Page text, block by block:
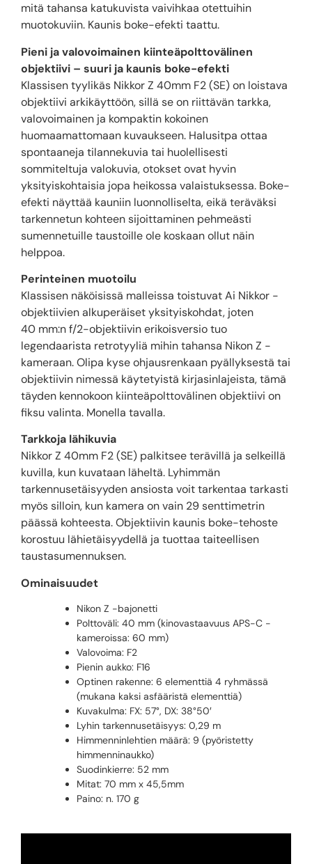
mitä tahansa katukuvista vaivihkaa otettuihin
muotokuviin. Kaunis boke-efekti taattu.
Pieni ja valovoimainen kiinteäpolttovälinen
objektiivi – suuri ja kaunis boke-efekti
Klassisen tyylikäs Nikkor Z 40mm F2 (SE) on loistava
objektiivi arkikäyttöön, sillä se on riittävän tarkka,
valovoimainen ja kompaktin kokoinen
huomaamattomaan kuvaukseen. Halusitpa ottaa
spontaaneja tilannekuvia tai huolellisesti
sommiteltuja valokuvia, otokset ovat hyvin
yksityiskohtaisia jopa heikossa valaistuksessa. Boke-
efekti näyttää kauniin luonnolliselta, eikä teräväksi
tarkennetun kohteen sijoittaminen pehmeästi
sumennetuille taustoille ole koskaan ollut näin
helppoa.
Perinteinen muotoilu
Klassisen näköisissä malleissa toistuvat Ai Nikkor -
objektiivien alkuperäiset yksityiskohdat, joten
40 mm:n f/2-objektiivin erikoisversio tuo
legendaarista retrotyyliä mihin tahansa Nikon Z -
kameraan. Olipa kyse ohjausrenkaan pyällyksestä tai
objektiivin nimessä käytetyistä kirjasinlajeista, tämä
täyden kennokoon kiinteäpolttovälinen objektiivi on
fiksu valinta. Monella tavalla.
Tarkkoja lähikuvia
Nikkor Z 40mm F2 (SE) palkitsee terävillä ja selkeillä
kuvilla, kun kuvataan läheltä. Lyhimmän
tarkennusetäisyyden ansiosta voit tarkentaa tarkasti
myös silloin, kun kamera on vain 29 senttimetrin
päässä kohteesta. Objektiivin kaunis boke-tehoste
korostuu lähietäisyydellä ja tuottaa taiteellisen
taustasumennuksen.
Ominaisuudet
Nikon Z -bajonetti
Polttoväli: 40 mm (kinovastaavuus APS-C -
kameroissa: 60 mm)
Valovoima: F2
Pienin aukko: F16
Optinen rakenne: 6 elementtiä 4 ryhmässä
(mukana kaksi asfääristä elementtiä)
Kuvakulma: FX: 57°, DX: 38°50′
Lyhin tarkennusetäisyys: 0,29 m
Himmenninlehtien määrä: 9 (pyöristetty
himmenninaukko)
Suodinkierre: 52 mm
Mitat: 70 mm x 45,5mm
Paino: n. 170 g